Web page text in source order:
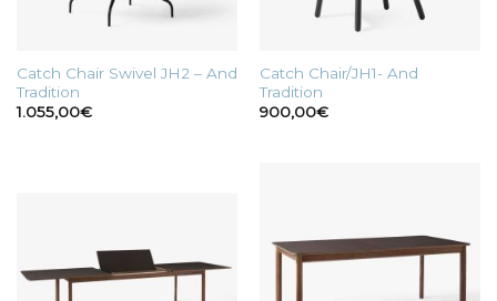
Catch Chair Swivel JH2 – And
Tradition
1.055,00€
Catch Chair/JH1- And
Tradition
900,00€